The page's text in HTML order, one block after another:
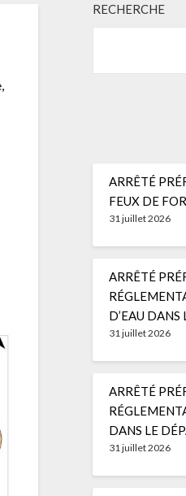
RECHERCHE
ARRÊTÉ
FEUX DE
31 juillet 2026
ARRÊTÉ
D’EAU
31 juillet 2026
ARRÊTÉ
DANS LE
31 juillet 2026